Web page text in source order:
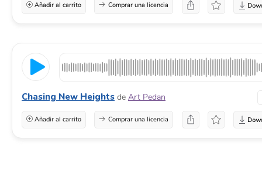
Añadir al carrito Comprar una licencia
Chasing New Heights de Art Pedan
Añadir al carrito Comprar una licencia